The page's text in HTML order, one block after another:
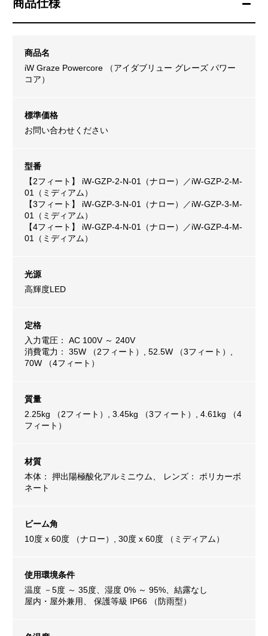
商品仕様
商品名
iW Graze Powercore （アイダブリュー グレーズ パワー
コア）
標準価格
お問い合わせください
型番
【2フィート】 iW-GZP-2-N-01（ナロー）／iW-GZP-2-M-
01（ミディアム）
【3フィート】 iW-GZP-3-N-01（ナロー）／iW-GZP-3-M-
01（ミディアム）
【4フィート】 iW-GZP-4-N-01（ナロー）／iW-GZP-4-M-
01（ミディアム）
光源
高輝度LED
定格
入力電圧： AC 100V ～ 240V
消費電力： 35W （2フィート）, 52.5W （3フィート）,
70W （4フィート）
質量
2.25kg （2フィート）, 3.45kg （3フィート）, 4.61kg （4
フィート）
材質
本体： 押出陽極酸化アルミニウム、 レンズ： ポリカーボ
ネート
ビーム角
10度 x 60度 （ナロー）, 30度 x 60度 （ミディアム）
使用環境条件
温度 －5度 ～ 35度、湿度 0% ～ 95%、結露なし
屋内・屋外兼用、 保護等級 IP66 （防雨型）